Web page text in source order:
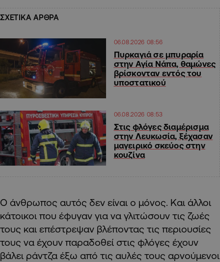
ΣΧΕΤΙΚΑ ΑΡΘΡΑ
06.08.2026 08:56
Πυρκαγιά σε μπυραρία
στην Αγία Νάπα, θαμώνες
βρίσκονταν εντός του
υποστατικού
06.08.2026 08:53
Στις φλόγες διαμέρισμα
στην Λευκωσία, ξέχασαν
μαγειρικό σκεύος στην
κουζίνα
O άνθρωπος αυτός δεν είναι ο μόνος. Και άλλοι
κάτοικοι που έφυγαν για να γλιτώσουν τις ζωές
τους και επέστρεψαν βλέποντας τις περιουσίες
τους να έχουν παραδοθεί στις φλόγες έχουν
βάλει ράντζα έξω από τις αυλές τους αρνούμενοι